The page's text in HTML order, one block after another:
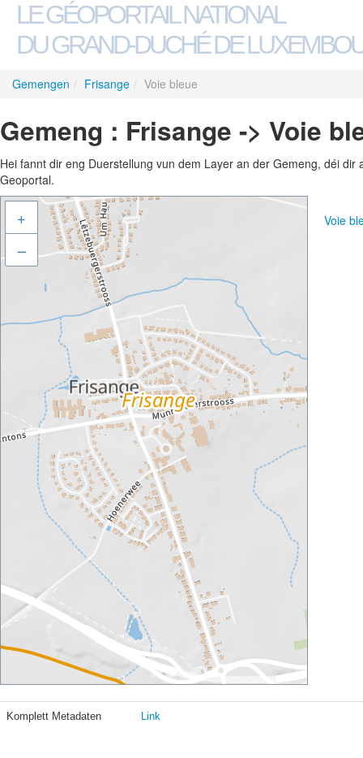
LE GÉOPORTAIL NATIONAL
DU GRAND-DUCHÉ DE
Gemengen / Frisange / Voie bleue
Gemeng : Frisange -> Voie
Hei fannt dir eng Duerstellung vun dem Layer an der Gemeng, déi
Geoportal.
+
–
Voie
Komplett Metadaten Link